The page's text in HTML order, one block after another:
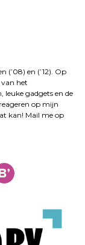
(’08) en (’12). Op
van het
leuke gadgets en de
op mijn
kan! Mail me op